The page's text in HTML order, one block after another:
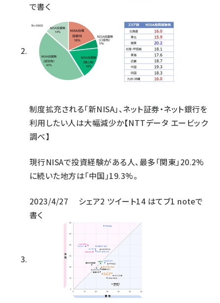
で書く
制度拡充される「新NISA」、ネット証券・ネット銀行を
利用したい人は大幅減少か【NTTデータ エービック
調べ】
現行NISAで投資経験がある人、最多「関東」20.2%
に続いた地方は「中国」19.3%。
2023/4/27 シェア2 ツイート14 はてブ1 noteで
書く